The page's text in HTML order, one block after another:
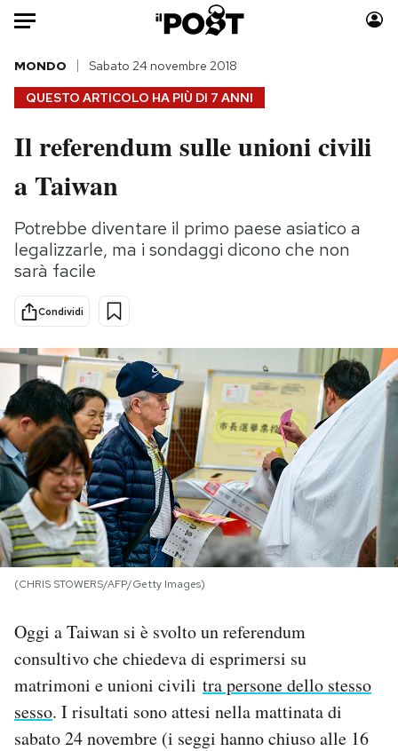
Auto
HOME
Italia
Politica
Tecnologia
Internet
Scienza
Cultura
Economia
Sport
Moda
Storie/Idee
Ok Boomer!
Mondiali calcio 2026
PODCAST
NEWSLETTER
I MIEI PREFERITI
CALENDARIO
AREA PERSONALE
QUESTO ARTICOLO HA PIÙ DI 7 ANNI
MONDO Sabato 24 novembre 2018
Il referendum sulle unioni civili
a Taiwan
Potrebbe diventare il primo paese asiatico a
legalizzarle, ma i sondaggi dicono che non
sarà facile
Condividi
(CHRIS STOWERS/AFP/Getty Images)
Oggi a Taiwan si è svolto un referendum
consultivo che chiedeva di esprimersi su
matrimoni e unioni civili tra persone dello stesso
sesso. I risultati sono attesi nella mattinata di
sabato 24 novembre (i seggi hanno chiuso alle 16